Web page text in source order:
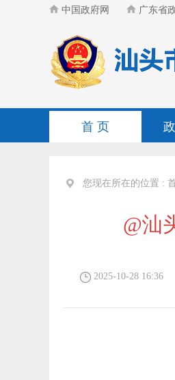
中国政府网 广东省
首 页
您现在所在的位置 :
@汕
2025-10-28 16:36